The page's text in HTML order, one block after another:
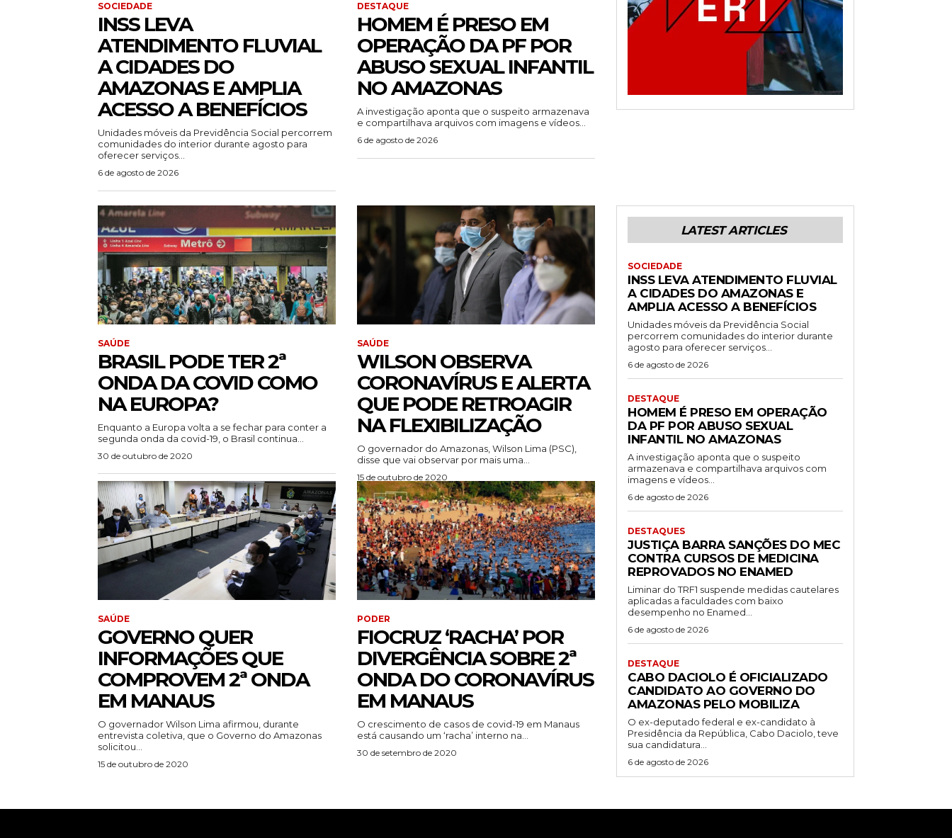
SOCIEDADE
INSS LEVA
ATENDIMENTO FLUVIAL
A CIDADES DO
AMAZONAS E AMPLIA
ACESSO A BENEFÍCIOS
Unidades móveis da Previdência Social percorrem
comunidades do interior durante agosto para
oferecer serviços...
6 de agosto de 2026
DESTAQUE
HOMEM É PRESO EM
OPERAÇÃO DA PF POR
ABUSO SEXUAL INFANTIL
NO AMAZONAS
A investigação aponta que o suspeito armazenava
e compartilhava arquivos com imagens e vídeos...
6 de agosto de 2026
SAÚDE
BRASIL PODE TER 2ª
ONDA DA COVID COMO
NA EUROPA?
Enquanto a Europa volta a se fechar para conter a
segunda onda da covid-19, o Brasil continua...
30 de outubro de 2020
SAÚDE
WILSON OBSERVA
CORONAVÍRUS E ALERTA
QUE PODE RETROAGIR
NA FLEXIBILIZAÇÃO
O governador do Amazonas, Wilson Lima (PSC),
disse que vai observar por mais uma...
15 de outubro de 2020
SAÚDE
GOVERNO QUER
INFORMAÇÕES QUE
COMPROVEM 2ª ONDA
EM MANAUS
O governador Wilson Lima afirmou, durante
entrevista coletiva, que o Governo do Amazonas
solicitou...
15 de outubro de 2020
PODER
FIOCRUZ ‘RACHA’ POR
DIVERGÊNCIA SOBRE 2ª
ONDA DO CORONAVÍRUS
EM MANAUS
O crescimento de casos de covid-19 em Manaus
está causando um ‘racha’ interno na...
30 de setembro de 2020
LATEST ARTICLES
SOCIEDADE
INSS LEVA ATENDIMENTO FLUVIAL
A CIDADES DO AMAZONAS E
AMPLIA ACESSO A BENEFÍCIOS
Unidades móveis da Previdência Social
percorrem comunidades do interior durante
agosto para oferecer serviços...
6 de agosto de 2026
DESTAQUE
HOMEM É PRESO EM OPERAÇÃO
DA PF POR ABUSO SEXUAL
INFANTIL NO AMAZONAS
A investigação aponta que o suspeito
armazenava e compartilhava arquivos com
imagens e vídeos...
6 de agosto de 2026
DESTAQUES
JUSTIÇA BARRA SANÇÕES DO MEC
CONTRA CURSOS DE MEDICINA
REPROVADOS NO ENAMED
Liminar do TRF1 suspende medidas cautelares
aplicadas a faculdades com baixo
desempenho no Enamed...
6 de agosto de 2026
DESTAQUE
CABO DACIOLO É OFICIALIZADO
CANDIDATO AO GOVERNO DO
AMAZONAS PELO MOBILIZA
O ex-deputado federal e ex-candidato à
Presidência da República, Cabo Daciolo, teve
sua candidatura...
6 de agosto de 2026